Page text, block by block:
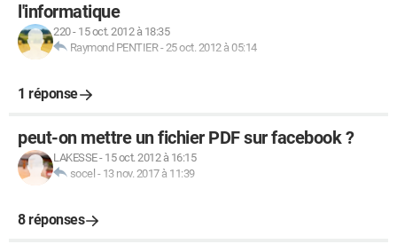
l'informatique
220- 15 oct. 2012 à 18:35
Raymond PENTIER-25 oct. 2012 à 05:14
1 réponse
peut-on mettre un fichier PDF sur facebook ?
LAKESSE- 15 oct. 2012 à 16:15
socel - 13 nov. 2017 à 11:39
8 réponses